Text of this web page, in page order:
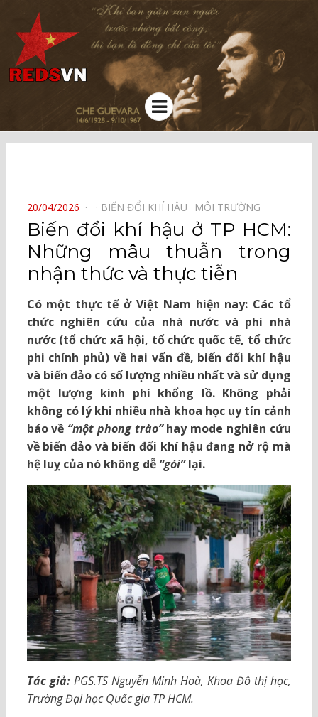
Kênh chia sẻ tri thức cộng đồng
Menu
POSTED
ON
20/04/2026 BIẾN ĐỔI KHÍ HẬU⠀ MÔI TRƯỜNG⠀
Biến đổi khí hậu ở TP HCM:
Những mâu thuẫn trong
nhận thức và thực tiễn
Có một thực tế ở Việt Nam hiện nay: Các tổ
chức nghiên cứu của nhà nước và phi nhà
nước (tổ chức xã hội, tổ chức quốc tế, tổ chức
phi chính phủ) về hai vấn đề, biến đổi khí hậu
và biển đảo có số lượng nhiều nhất và sử dụng
một lượng kinh phí khổng lồ. Không phải
không có lý khi nhiều nhà khoa học uy tín cảnh
báo về “một phong trào”hay mode nghiên cứu
về biển đảo và biến đổi khí hậu đang nở rộ mà
hệ luỵ của nó không dễ “gói”lại.
Tác giả:PGS.TS Nguyễn Minh Hoà, Khoa Đô thị học,
Trường Đại học Quốc gia TP HCM.